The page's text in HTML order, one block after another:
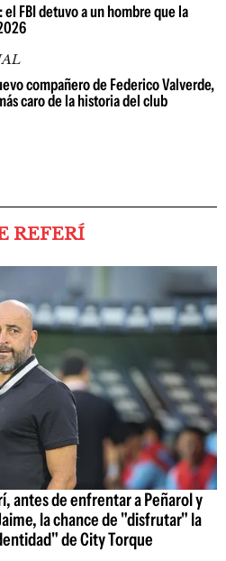
FBI detuvo a un hombre que la
compañero de Federico Valverde,
caro de la historia del club
REFERÍ
antes de enfrentar a Peñarol y
la chance de "disfrutar" la
de City Torque